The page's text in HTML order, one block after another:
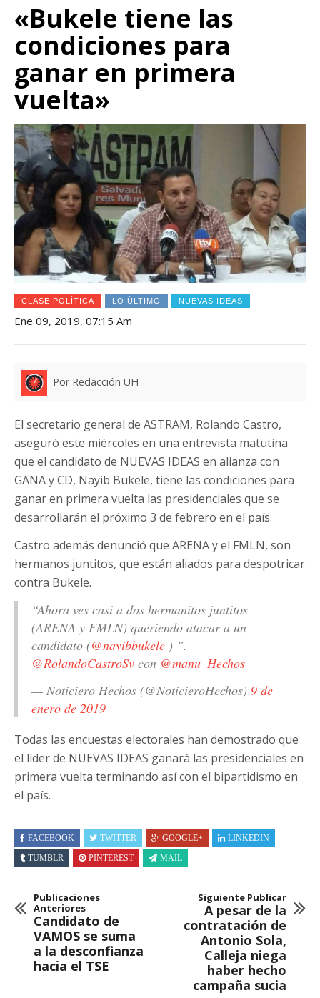
«Bukele tiene las
condiciones para
ganar en primera
vuelta»
CLASE POLÍTICA LO ÚLTIMO NUEVAS IDEAS
Ene 09, 2019, 07:15 Am
Por Redacción UH
El secretario general de ASTRAM, Rolando Castro,
aseguró este miércoles en una entrevista matutina
que el candidato de NUEVAS IDEAS en alianza con
GANA y CD, Nayib Bukele, tiene las condiciones para
ganar en primera vuelta las presidenciales que se
desarrollarán el próximo 3 de febrero en el país.
Castro además denunció que ARENA y el FMLN, son
hermanos juntitos, que están aliados para despotricar
contra Bukele.
“Ahora ves casi a dos hermanitos juntitos
(ARENA y FMLN) queriendo atacar a un
candidato (@nayibbukele ) ”.
@RolandoCastroSv con @manu_Hechos
— Noticiero Hechos (@NoticieroHechos) 9 de
enero de 2019
Todas las encuestas electorales han demostrado que
el líder de NUEVAS IDEAS ganará las presidenciales en
primera vuelta terminando así con el bipartidismo en
el país.
FACEBOOK TWITTER GOOGLE+
LINKEDIN
TUMBLR
PINTEREST MAIL
Publicaciones
Anteriores
Candidato de
VAMOS se suma
a la desconfianza
hacia el TSE
Siguiente Publicar
A pesar de la
contratación de
Antonio Sola,
Calleja niega
haber hecho
campaña sucia